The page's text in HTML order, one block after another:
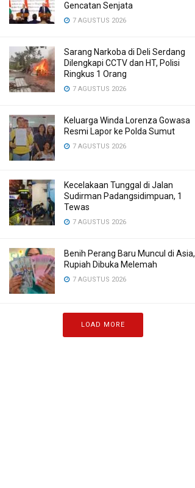
Gencatan Senjata
7 AGUSTUS 2026
Sarang Narkoba di Deli Serdang
Dilengkapi CCTV dan HT, Polisi
Ringkus 1 Orang
7 AGUSTUS 2026
Keluarga Winda Lorenza Gowasa
Resmi Lapor ke Polda Sumut
7 AGUSTUS 2026
Kecelakaan Tunggal di Jalan
Sudirman Padangsidimpuan, 1
Tewas
7 AGUSTUS 2026
Benih Perang Baru Muncul di Asia,
Rupiah Dibuka Melemah
7 AGUSTUS 2026
LOAD MORE